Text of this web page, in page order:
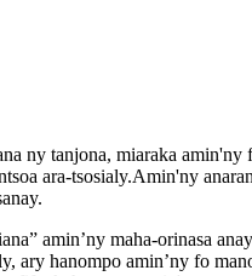
ny tanjona, miaraka amin'ny
ara-tsosialy.Amin'ny
amin’ny maha-orinasa
ary hanompo amin’ny fo